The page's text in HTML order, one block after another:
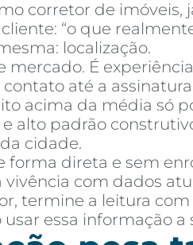
Blog Por Dentro da Invista
corretor de
“o que
localização.
mercado. É
até a
acima da média só
alto padrão
cidade.
direta e sem
com dados
termine a leitura
essa informação a